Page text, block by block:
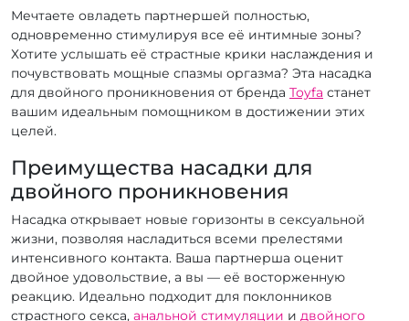
Мечтаете овладеть партнершей полностью,
одновременно стимулируя все её интимные зоны?
Хотите услышать её страстные крики наслаждения и
почувствовать мощные спазмы оргазма? Эта насадка
для двойного проникновения от бренда Toyfa станет
вашим идеальным помощником в достижении этих
целей.
Преимущества насадки для
двойного проникновения
Насадка открывает новые горизонты в сексуальной
жизни, позволяя насладиться всеми прелестями
интенсивного контакта. Ваша партнерша оценит
двойное удовольствие, а вы — её восторженную
реакцию. Идеально подходит для поклонников
страстного секса, анальной стимуляции и двойного